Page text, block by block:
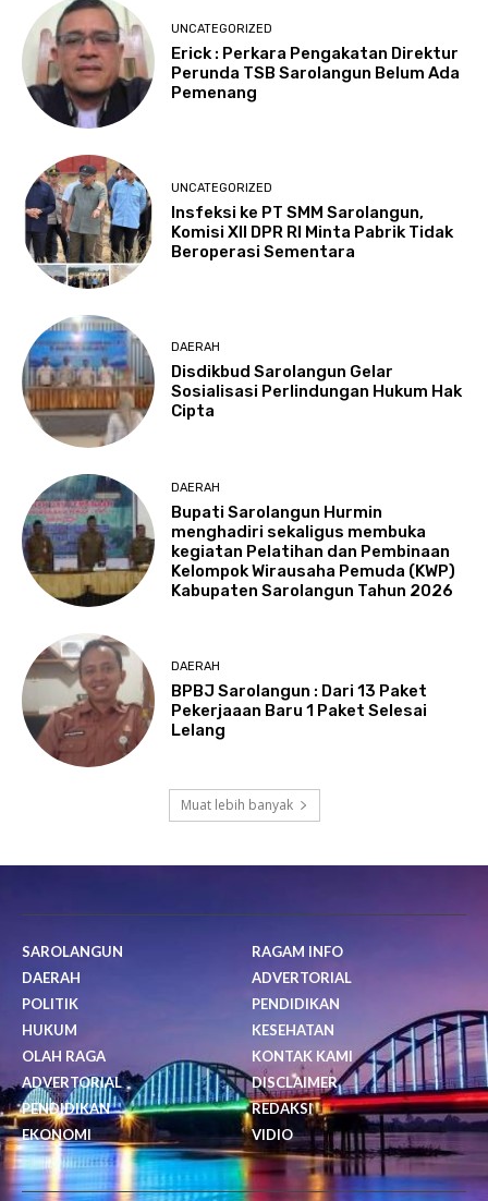
UNCATEGORIZED
Erick : Perkara Pengakatan Direktur
Perunda TSB Sarolangun Belum Ada
Pemenang
UNCATEGORIZED
Insfeksi ke PT SMM Sarolangun,
Komisi XII DPR RI Minta Pabrik Tidak
Beroperasi Sementara
DAERAH
Disdikbud Sarolangun Gelar
Sosialisasi Perlindungan Hukum Hak
Cipta
DAERAH
Bupati Sarolangun Hurmin
menghadiri sekaligus membuka
kegiatan Pelatihan dan Pembinaan
Kelompok Wirausaha Pemuda (KWP)
Kabupaten Sarolangun Tahun 2026
DAERAH
BPBJ Sarolangun : Dari 13 Paket
Pekerjaaan Baru 1 Paket Selesai
Lelang
Muat lebih banyak
SAROLANGUN
DAERAH
POLITIK
HUKUM
OLAH RAGA
ADVERTORIAL
PENDIDIKAN
EKONOMI
RAGAM INFO
ADVERTORIAL
PENDIDIKAN
KESEHATAN
KONTAK KAMI
DISCLAIMER
REDAKSI
VIDIO